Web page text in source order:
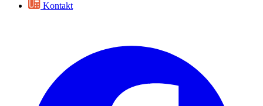
Kontakt